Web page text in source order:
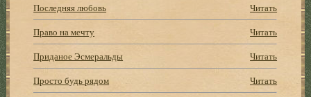
Последняя любовь
Читать
Право на мечту
Читать
Приданое Эсмеральды
Читать
Просто будь рядом
Читать